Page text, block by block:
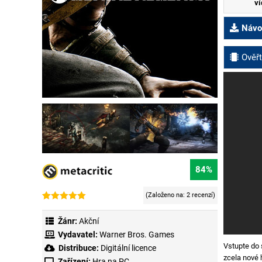
84%
4.50z 5 na
základě
hodnocení
zákazníků
(Založeno na: 2 recenzí)
Žánr: Akční
Vydavatel: Warner Bros. Games
Distribuce: Digitální licence
Vstupte do
zcela nové